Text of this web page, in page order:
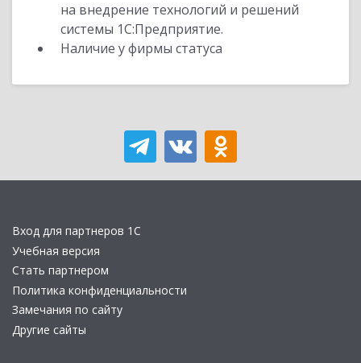
на внедрение технологий и решений
системы 1С:Предприятие.
Наличие у фирмы статуса
Вход для партнеров 1С
Учебная версия
Стать партнером
Политика конфиденциальности
Замечания по сайту
Другие сайты